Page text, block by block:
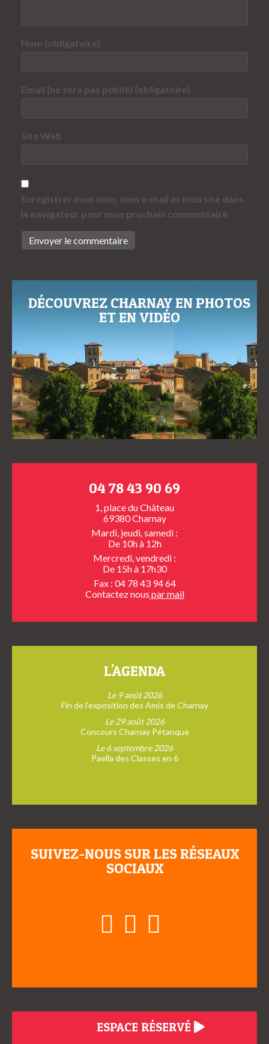
Nom (obligatoire)
Email (ne sera pas publié) (obligatoire)
Site Web
Enregistrer mon nom, mon e-mail et mon site dans
le navigateur pour mon prochain commentaire.
DÉCOUVREZ CHARNAY EN PHOTOS
ET EN VIDÉO
04 78 43 90 69
1, place du Château
69380 Charnay
Mardi, jeudi, samedi :
De 10h à 12h
Mercredi, vendredi :
De 15h à 17h30
Fax : 04 78 43 94 64
Contactez nous par mail
L'AGENDA
Le 9 août 2026
Fin de l’exposition des Amis de Charnay
Le 29 août 2026
Concours Charnay Pétanque
Le 6 septembre 2026
Paella des Classes en 6
SUIVEZ-NOUS SUR LES RÉSEAUX
SOCIAUX
ESPACE RÉSERVÉ